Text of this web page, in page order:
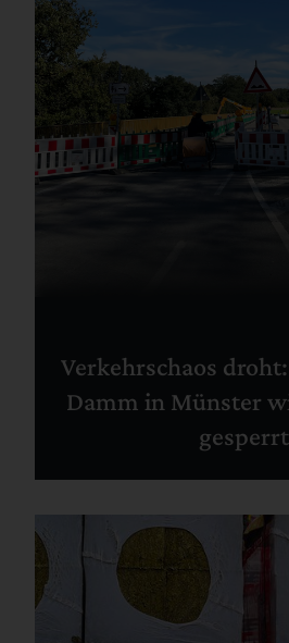
Verkehrschaos
Damm in Münster
gesperrt